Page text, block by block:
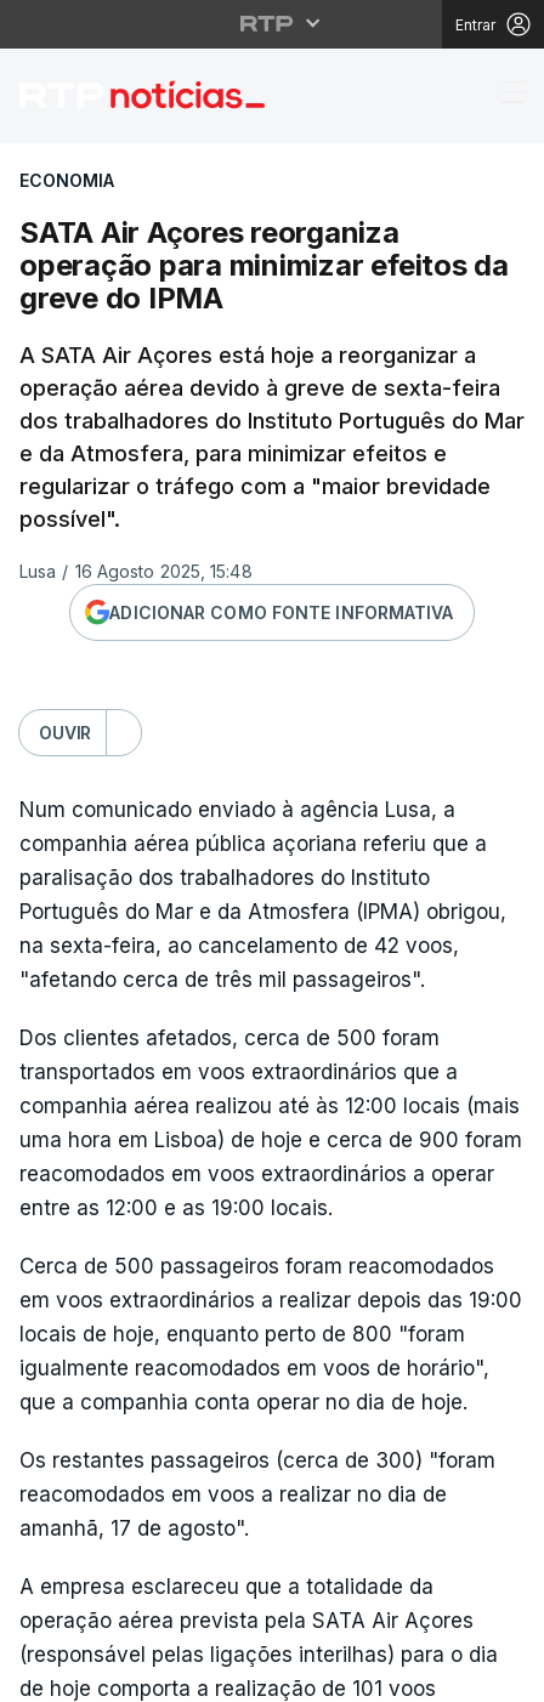
Entrar
SATA Air Açores
ECONOMIA
SATA Air Açores reorganiza
operação para minimizar efeitos da
greve do IPMA
A SATA Air Açores está hoje a reorganizar a
operação aérea devido à greve de sexta-feira
dos trabalhadores do Instituto Português do Mar
e da Atmosfera, para minimizar efeitos e
regularizar o tráfego com a "maior brevidade
possível".
Lusa / 16 Agosto 2025, 15:48
ADICIONAR COMO FONTE INFORMATIVA
OUVIR
Num comunicado enviado à agência Lusa, a
companhia aérea pública açoriana referiu que a
paralisação dos trabalhadores do Instituto
Português do Mar e da Atmosfera (IPMA) obrigou,
na sexta-feira, ao cancelamento de 42 voos,
"afetando cerca de três mil passageiros".
Dos clientes afetados, cerca de 500 foram
transportados em voos extraordinários que a
companhia aérea realizou até às 12:00 locais (mais
uma hora em Lisboa) de hoje e cerca de 900 foram
reacomodados em voos extraordinários a operar
entre as 12:00 e as 19:00 locais.
Cerca de 500 passageiros foram reacomodados
em voos extraordinários a realizar depois das 19:00
locais de hoje, enquanto perto de 800 "foram
igualmente reacomodados em voos de horário",
que a companhia conta operar no dia de hoje.
Os restantes passageiros (cerca de 300) "foram
reacomodados em voos a realizar no dia de
amanhã, 17 de agosto".
A empresa esclareceu que a totalidade da
operação aérea prevista pela SATA Air Açores
(responsável pelas ligações interilhas) para o dia
de hoje comporta a realização de 101 voos